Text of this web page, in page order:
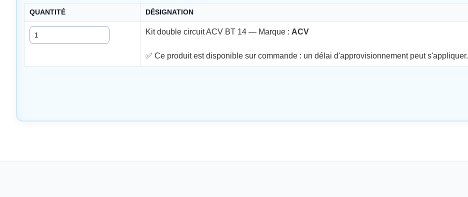
QUANTITÉ DÉSIGNATION
Quantité Kit double circuit ACV BT 14 — Marque : ACV
✅ Ce produit est disponible sur commande : un délai d'approvisionnement peut s'appliquer.